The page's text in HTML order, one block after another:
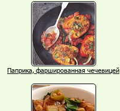
Паприка, фаршированная чечевицей